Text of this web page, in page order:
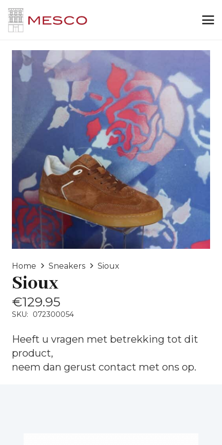
Home Sneakers Sioux
Sioux
€129.95
SKU: 072300054
Heeft u vragen met betrekking tot dit
product,
neem dan gerust contact met ons op.